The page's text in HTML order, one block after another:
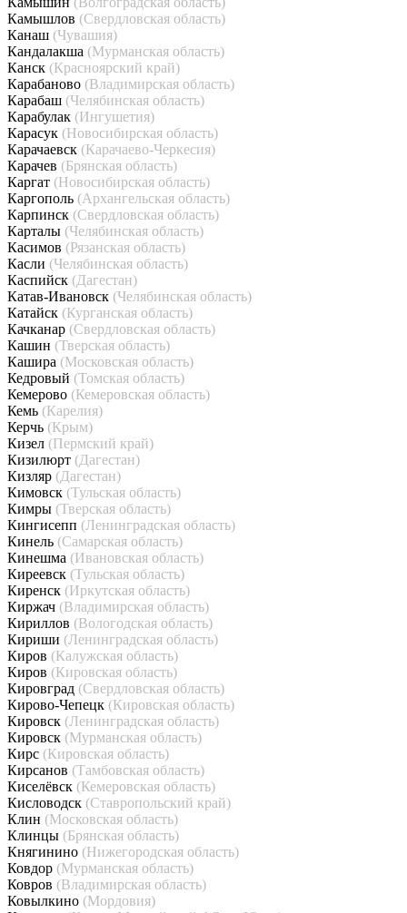
Камышлов (Свердловская область)
Канаш (Чувашия)
Кандалакша (Мурманская область)
Канск (Красноярский край)
Карабаново (Владимирская область)
Карабаш (Челябинская область)
Карабулак (Ингушетия)
Карасук (Новосибирская область)
Карачаевск (Карачаево-Черкесия)
Карачев (Брянская область)
Каргат (Новосибирская область)
Каргополь (Архангельская область)
Карпинск (Свердловская область)
Карталы (Челябинская область)
Касимов (Рязанская область)
Касли (Челябинская область)
Каспийск (Дагестан)
Катав-Ивановск (Челябинская область)
Катайск (Курганская область)
Качканар (Свердловская область)
Кашин (Тверская область)
Кашира (Московская область)
Кедровый (Томская область)
Кемерово (Кемеровская область)
Кемь (Карелия)
Керчь (Крым)
Кизел (Пермский край)
Кизилюрт (Дагестан)
Кизляр (Дагестан)
Кимовск (Тульская область)
Кимры (Тверская область)
Кингисепп (Ленинградская область)
Кинель (Самарская область)
Кинешма (Ивановская область)
Киреевск (Тульская область)
Киренск (Иркутская область)
Киржач (Владимирская область)
Кириллов (Вологодская область)
Кириши (Ленинградская область)
Киров (Калужская область)
Киров (Кировская область)
Кировград (Свердловская область)
Кирово-Чепецк (Кировская область)
Кировск (Ленинградская область)
Кировск (Мурманская область)
Кирс (Кировская область)
Кирсанов (Тамбовская область)
Киселёвск (Кемеровская область)
Кисловодск (Ставропольский край)
Клин (Московская область)
Клинцы (Брянская область)
Княгинино (Нижегородская область)
Ковдор (Мурманская область)
Ковров (Владимирская область)
Ковылкино (Мордовия)